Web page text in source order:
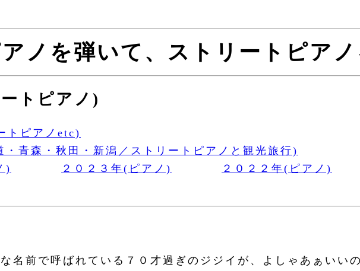
ノを弾いて、ストリートピア
トピアノ)
トピアノetc)
・青森・秋田・新潟／ストリートピアノと観光旅行)
)
２０２３年(ピアノ) ２０２２年(ピアノ)
名前で呼ばれている７０才過ぎのジジイが、よしゃあぁいい